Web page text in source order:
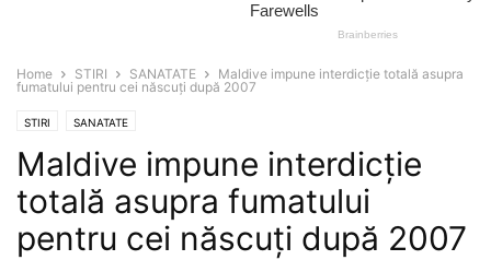
Home STIRI SANATATE
Maldive impune interdicție totală asupra
fumatului pentru cei născuți după 2007
STIRI SANATATE
Maldive impune interdicție
totală asupra fumatului
pentru cei născuți după 2007